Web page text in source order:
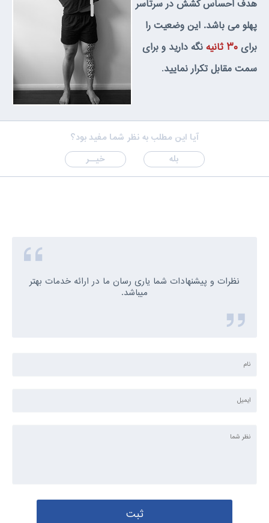
هدف احساس كشش در سرتاسر
پهلو مى باشد. اين وضعيت را
براى
نگه داريد و براى
سمت مقابل تكرار نماييد.
آیا این مطلب به نظر شما مفید بود؟
بله
خیــر
نظرات و پیشنهادات شما یاری رسان ما در ارائه خدمات بهتر
میباشد.